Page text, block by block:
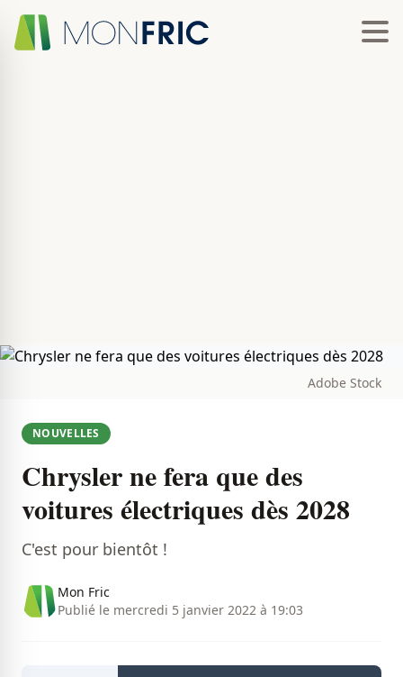
Adobe Stock
NOUVELLES
Chrysler ne fera que des
voitures électriques dès 2028
C'est pour bientôt !
Mon Fric
Publié le mercredi 5 janvier 2022 à 19:03